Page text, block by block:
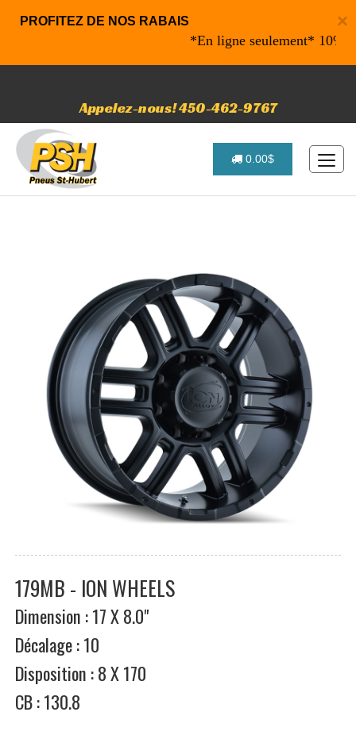
×
PROFITEZ DE NOS RABAIS
*En ligne seulement* 10% de
Appelez-nous! 450-462-9767
0.00$
179MB - ION WHEELS
Dimension : 17 X 8.0"
Décalage : 10
Disposition : 8 X 170
CB : 130.8